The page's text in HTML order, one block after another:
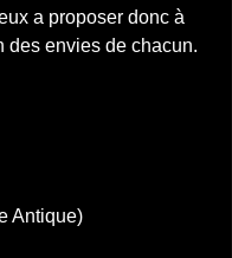
a proposer donc à
des envies de chacun.
Antique)